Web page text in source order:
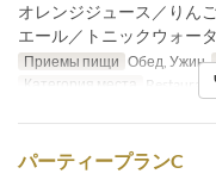
オレンジジュース／りん
エール／トニックウォー
Приемы пищи Обед, Ужин
Категория места
Restaurant
パーティープランC